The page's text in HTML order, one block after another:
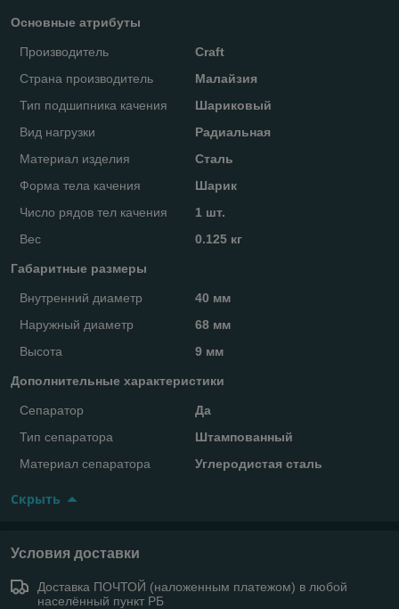
Основные атрибуты
Производитель
Craft
Страна производитель
Малайзия
Тип подшипника качения
Шариковый
Вид нагрузки
Радиальная
Материал изделия
Сталь
Форма тела качения
Шарик
Число рядов тел качения
1 шт.
Вес
0.125 кг
Габаритные размеры
Внутренний диаметр
40 мм
Наружный диаметр
68 мм
Высота
9 мм
Дополнительные характеристики
Сепаратор
Да
Тип сепаратора
Штампованный
Материал сепаратора
Углеродистая сталь
Скрыть
Условия доставки
Доставка ПОЧТОЙ (наложенным платежом) в любой
населённый пункт РБ